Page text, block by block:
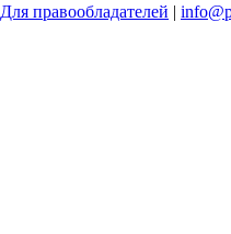
Для правообладателей |